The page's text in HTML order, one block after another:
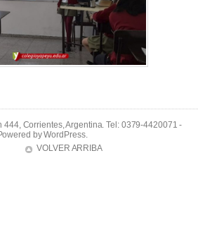
444, Corrientes, Argentina. Tel: 0379-4420071 -
byWordPress.
VOLVER ARRIBA